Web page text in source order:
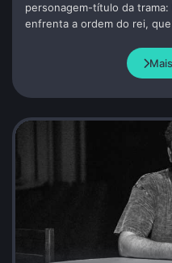
personagem-título da
enfrenta a ordem do rei,
enterra o seu irmão e por
Dramaturgia de Andrea